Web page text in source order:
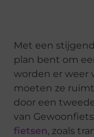
Met een
plan bent om
worden er weer
moeten ze
door een
van
fietsen, zoals